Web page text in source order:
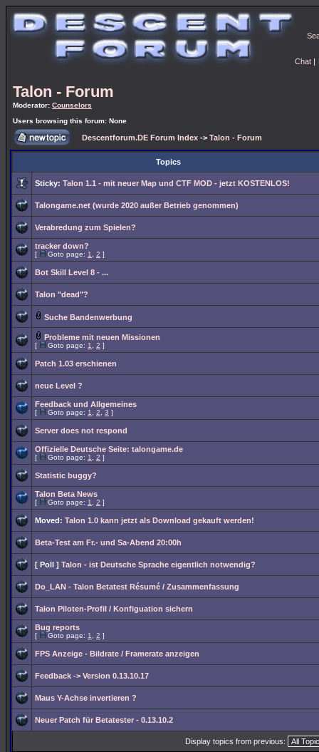
Chat |
Talon - Forum
Moderator: Counselors
Users browsing this forum: None
Descentforum.DE Forum Index -> Talon - Forum
Topics
Sticky: Talon 1.1 - mit neuer Map und CTF MOD - jetzt KOSTENLOS!
Talongame.net (wurde 2020 außer Betrieb genommen)
Verabredung zum Spielen?
tracker down?
[ Goto page: 1 2 ]
Bot Skill Level 8 - ...
Talon "dead"?
Suche Bandenwerbung
Probleme mit neuen Missionen
[ Goto page: 1 2 ]
Patch 1.03 erschienen
neue Level ?
Feedback und Allgemeines
[ Goto page: 1 2 3 ]
Server does not respond
Offizielle Deutsche Seite: talongame.de
[ Goto page: 1 2 ]
Statistic buggy?
Talon Beta News
[ Goto page: 1 2 ]
Moved: Talon 1.0 kann jetzt als Download gekauft werden!
Beta-Test am Fr.- und Sa-Abend 20:00h
[ Poll ] Talon - ist Deutsche Sprache eigentlich notwendig?
Do_LAN - Talon Betatest Résumé / Zusammenfassung
Talon Piloten-Profil / Konfiguation sichern
Bug reports
[ Goto page: 1 2 ]
FPS Anzeige - Bildrate / Framerate anzeigen
Feedback -> Version 0.13.10.17
Maus Y-Achse invertieren ?
Neuer Patch für Betatester - 0.13.10.2
Display topics from previous: